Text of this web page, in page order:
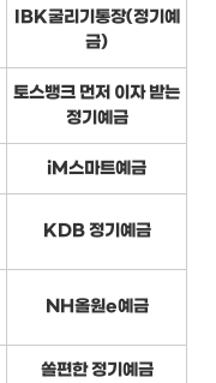
IBK굴리기통장(정기예
금)
토스뱅크 먼저 이자 받는
정기예금
iM스마트예금
KDB 정기예금
NH올원e예금
쏠편한 정기예금